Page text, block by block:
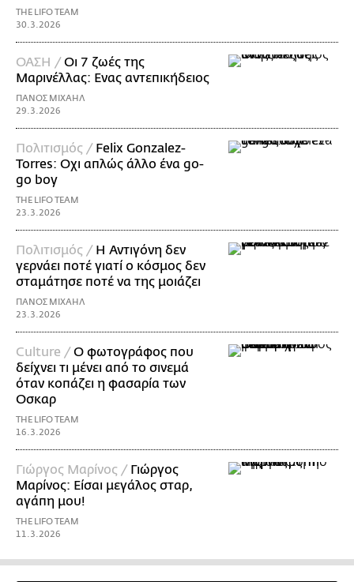
THE LIFO TEAM
30.3.2026
ΟΑΣΗ /Οι 7 ζωές της
Μαρινέλλας: Ενας αντεπικήδειος
ΠΑΝΟΣ ΜΙΧΑΗΛ
29.3.2026
Πολιτισμός / Felix Gonzalez-
Torres: Οχι απλώς άλλο ένα go-
go boy
THE LIFO TEAM
23.3.2026
Πολιτισμός / Η Αντιγόνη δεν
γερνάει ποτέ γιατί ο κόσμος δεν
σταμάτησε ποτέ να της μοιάζει
ΠΑΝΟΣ ΜΙΧΑΗΛ
23.3.2026
Culture /Ο φωτογράφος που
δείχνει τι μένει από το σινεμά
όταν κοπάζει η φασαρία των
Οσκαρ
THE LIFO TEAM
16.3.2026
Γιώργος Μαρίνος / Γιώργος
Μαρίνος: Είσαι μεγάλος σταρ,
αγάπη μου!
THE LIFO TEAM
11.3.2026